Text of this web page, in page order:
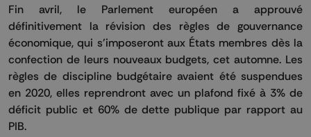
Fin avril, le Parlement européen a approuvé
définitivement la révision des règles de gouvernance
économique, qui s'imposeront aux États membres dès la
confection de leurs nouveaux budgets, cet automne. Les
règles de discipline budgétaire avaient été suspendues
en 2020, elles reprendront avec un plafond fixé à 3% de
déficit public et 60% de dette publique par rapport au
PIB.